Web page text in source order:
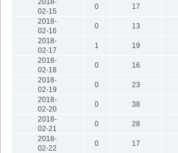
02-15
0 17
2018-
02-16
0 13
2018-
02-17
1 19
2018-
02-18
0 16
2018-
02-19
0 23
2018-
02-20
0 38
2018-
02-21
0 28
2018-
02-22
0 17